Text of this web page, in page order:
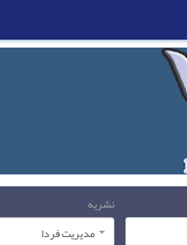
نشریه
مدیریت فردا